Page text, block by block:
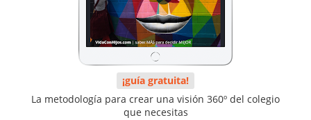
¡guía gratuita!
La metodología para crear una visión 360º del colegio
que necesitas